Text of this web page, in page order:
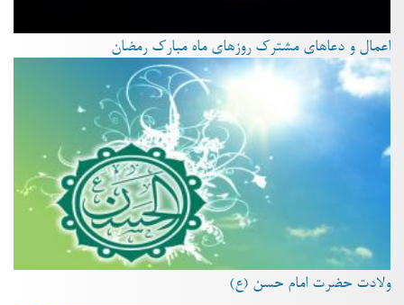
اعمال و دعاهای مشترک روزهای ماه مبارک رمضان
ولادت حضرت امام حسن (ع)